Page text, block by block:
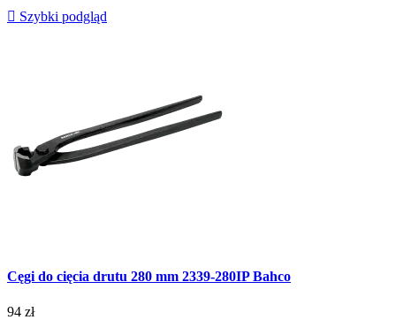
 Szybki podgląd
Cęgi do cięcia drutu 280 mm 2339-280IP Bahco
94 zł